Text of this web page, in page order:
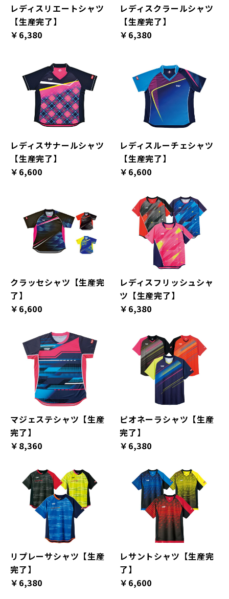
レディスリエートシャツ
【生産完了】
￥6,380
レディスクラールシャツ
【生産完了】
￥6,380
レディスサナールシャツ
【生産完了】
￥6,600
レディスルーチェシャツ
【生産完了】
￥6,600
クラッセシャツ【生産完
了】
￥6,600
レディスフリッシュシャ
ツ【生産完了】
￥6,380
マジェステシャツ【生産
完了】
￥8,360
ピオネーラシャツ【生産
完了】
￥6,380
リプレーサシャツ【生産
完了】
￥6,380
レサントシャツ【生産完
了】
￥6,600